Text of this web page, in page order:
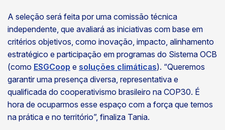
A seleção será feita por uma comissão técnica
independente, que avaliará as iniciativas com base em
critérios objetivos, como inovação, impacto, alinhamento
estratégico e participação em programas do Sistema OCB
(como ESGCoop e soluções climáticas). “Queremos
garantir uma presença diversa, representativa e
qualificada do cooperativismo brasileiro na COP30. É
hora de ocuparmos esse espaço com a força que temos
na prática e no território”, finaliza Tania.